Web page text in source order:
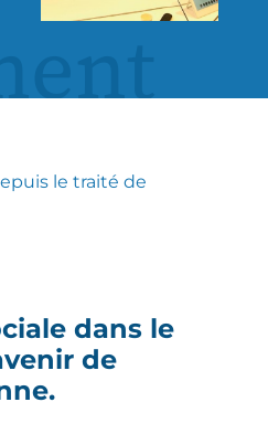
le traité de
dans le
de